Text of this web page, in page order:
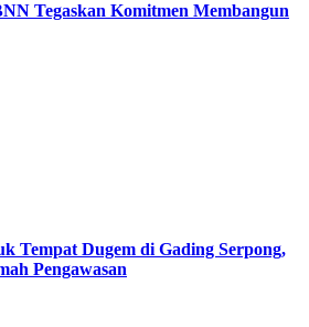
Tegaskan Komitmen Membangun
Tempat Dugem di Gading Serpong,
Pengawasan